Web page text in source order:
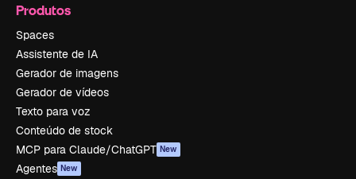
Produtos
Spaces
Assistente de IA
Gerador de imagens
Gerador de vídeos
Texto para voz
Conteúdo de stock
MCP para Claude/ChatGPT New
Agentes New